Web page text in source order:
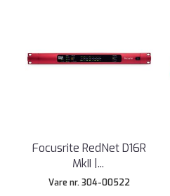
Focusrite RedNet D16R
MkII | ...
Vare nr. 304-00522